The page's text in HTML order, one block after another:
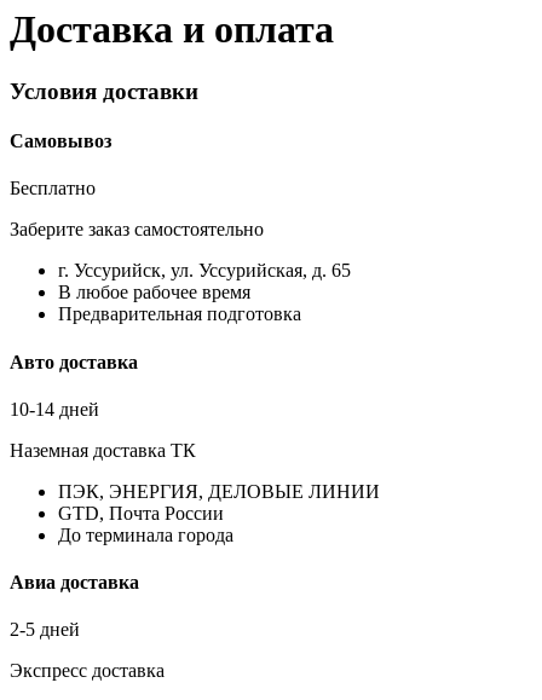
Доставка и оплата
Условия доставки
Самовывоз
Бесплатно
Заберите заказ самостоятельно
г. Уссурийск, ул. Уссурийская, д. 65
В любое рабочее время
Предварительная подготовка
Авто доставка
10-14 дней
Наземная доставка ТК
ПЭК, ЭНЕРГИЯ, ДЕЛОВЫЕ ЛИНИИ
GTD, Почта России
До терминала города
Авиа доставка
2-5 дней
Экспресс доставка